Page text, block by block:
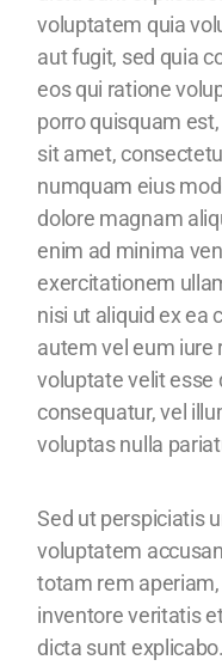
voluptatem quia
aut fugit, sed quia
eos qui ratione
porro quisquam
sit amet,
numquam eius
dolore magnam
enim ad minima
exercitationem
nisi ut aliquid ex ea
autem vel eum iure
voluptate velit esse
consequatur, vel
voluptas nulla
Sed ut perspiciatis
voluptatem
totam rem
inventore veritatis
dicta sunt explicabo.